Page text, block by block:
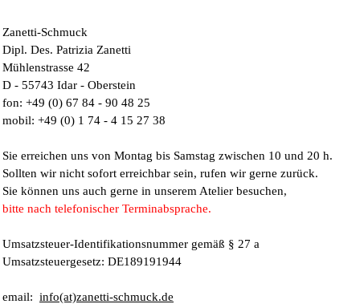
Zanetti-Schmuck
Dipl. Des. Patrizia Zanetti
Mühlenstrasse 42
D - 55743 Idar - Oberstein
fon: +49 (0) 67 84 - 90 48 25
mobil: +49 (0) 1 74 - 4 15 27 38
Sie erreichen uns von Montag bis Samstag zwischen 10 und 20 h.
Sollten wir nicht sofort erreichbar sein, rufen wir gerne zurück.
Sie können uns auch gerne in unserem Atelier besuchen,
bitte nach telefonischer Terminabsprache.
Umsatzsteuer-Identifikationsnummer gemäß § 27 a
Umsatzsteuergesetz: DE189191944
email: info(at)zanetti-schmuck.de